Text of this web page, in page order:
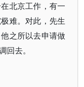
北京工作，有一
难。对此，先生
之所以去申请做
回去。